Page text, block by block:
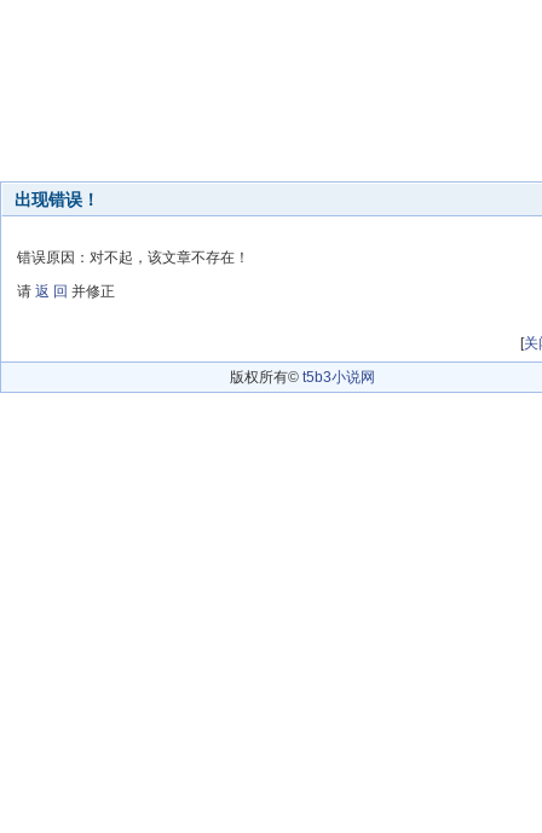
出现错误！
错误原因：对不起，该文章不存在！
请 返 回 并修正
[关
版权所有© t5b3小说网